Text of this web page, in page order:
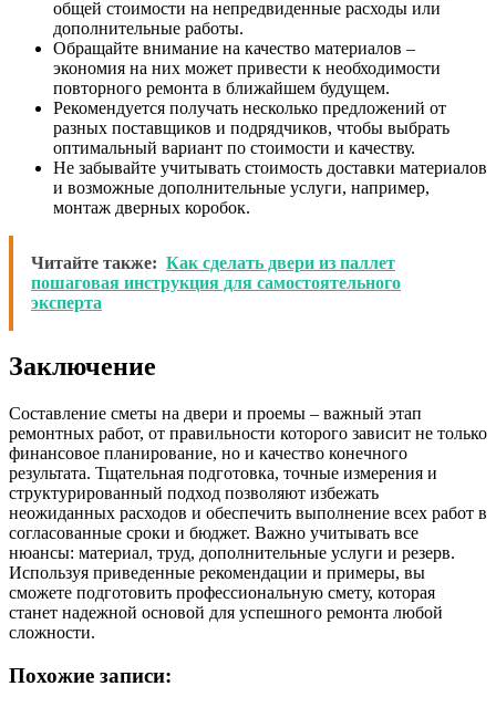
общей стоимости на непредвиденные расходы или
дополнительные работы.
Обращайте внимание на качество материалов –
экономия на них может привести к необходимости
повторного ремонта в ближайшем будущем.
Рекомендуется получать несколько предложений от
разных поставщиков и подрядчиков, чтобы выбрать
оптимальный вариант по стоимости и качеству.
Не забывайте учитывать стоимость доставки материалов
и возможные дополнительные услуги, например,
монтаж дверных коробок.
Читайте также: Как сделать двери из паллет
пошаговая инструкция для самостоятельного
эксперта
Заключение
Составление сметы на двери и проемы – важный этап
ремонтных работ, от правильности которого зависит не только
финансовое планирование, но и качество конечного
результата. Тщательная подготовка, точные измерения и
структурированный подход позволяют избежать
неожиданных расходов и обеспечить выполнение всех работ в
согласованные сроки и бюджет. Важно учитывать все
нюансы: материал, труд, дополнительные услуги и резерв.
Используя приведенные рекомендации и примеры, вы
сможете подготовить профессиональную смету, которая
станет надежной основой для успешного ремонта любой
сложности.
Похожие записи: